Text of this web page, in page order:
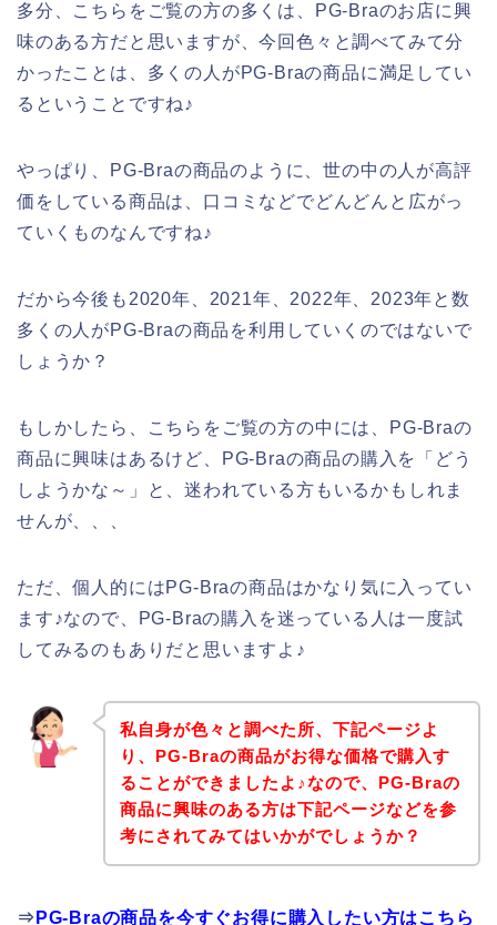
多分、こちらをご覧の方の多くは、PG-Braのお店に興
味のある方だと思いますが、今回色々と調べてみて分
かったことは、多くの人がPG-Braの商品に満足してい
るということですね♪
やっぱり、PG-Braの商品のように、世の中の人が高評
価をしている商品は、口コミなどでどんどんと広がっ
ていくものなんですね♪
だから今後も2020年、2021年、2022年、2023年と数
多くの人がPG-Braの商品を利用していくのではないで
しょうか？
もしかしたら、こちらをご覧の方の中には、PG-Braの
商品に興味はあるけど、PG-Braの商品の購入を「どう
しようかな～」と、迷われている方もいるかもしれま
せんが、、、
ただ、個人的にはPG-Braの商品はかなり気に入ってい
ます♪なので、PG-Braの購入を迷っている人は一度試
してみるのもありだと思いますよ♪
私自身が色々と調べた所、下記ページよ
り、PG-Braの商品がお得な価格で購入す
ることができましたよ♪なので、PG-Braの
商品に興味のある方は下記ページなどを参
考にされてみてはいかがでしょうか？
⇒ PG-Braの商品を今すぐお得に購入したい方はこちら